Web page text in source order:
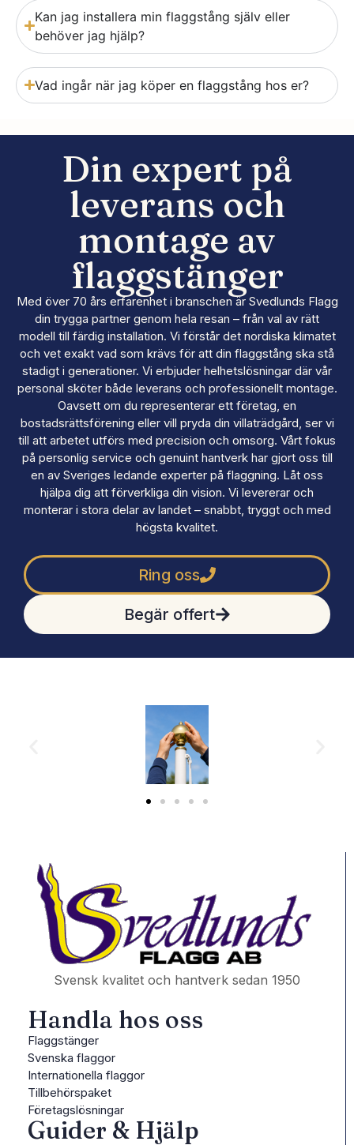
Kan jag installera min flaggstång själv eller
behöver jag hjälp?
Vad ingår när jag köper en flaggstång hos er?
Din expert på
leverans och
montage av
flaggstänger
Med över 70 års erfarenhet i branschen är Svedlunds Flagg
din trygga partner genom hela resan – från val av rätt
modell till färdig installation. Vi förstår det nordiska klimatet
och vet exakt vad som krävs för att din flaggstång ska stå
stadigt i generationer. Vi erbjuder helhetslösningar där vår
personal sköter både leverans och professionellt montage.
Oavsett om du representerar ett företag, en
bostadsrättsförening eller vill pryda din villaträdgård, ser vi
till att arbetet utförs med precision och omsorg. Vårt fokus
på personlig service och genuint hantverk har gjort oss till
en av Sveriges ledande experter på flaggning. Låt oss
hjälpa dig att förverkliga din vision. Vi levererar och
monterar i stora delar av landet – snabbt, tryggt och med
högsta kvalitet.
Ring oss
Begär offert
Svensk kvalitet och hantverk sedan 1950
Handla hos oss
Flaggstänger
Svenska flaggor
Internationella flaggor
Tillbehörspaket
Företagslösningar
Guider & Hjälp